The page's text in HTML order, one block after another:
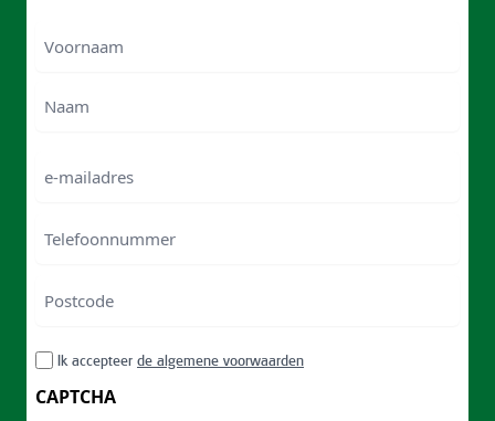
mailadres
/
Postal
RGPDIk accepteer de algemene voorwaarden
CAPTCHA